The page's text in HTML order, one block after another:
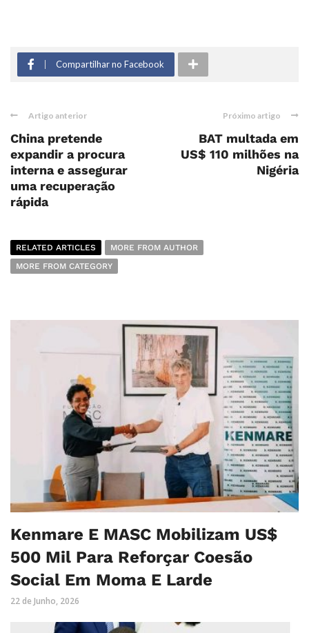
Compartilhar no Facebook
Artigo anterior
China pretende
expandir a procura
interna e assegurar
uma recuperação
rápida
Próximo artigo
BAT multada em
US$ 110 milhões na
Nigéria
RELATED ARTICLES
MORE FROM AUTHOR
MORE FROM CATEGORY
Kenmare E MASC Mobilizam US$
500 Mil Para Reforçar Coesão
Social Em Moma E Larde
22 de Junho, 2026